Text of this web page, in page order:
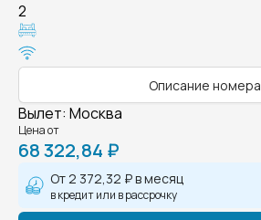
2
Описание номера
Вылет: Москва
Цена от
68 322,84 ₽
От2 372,32 ₽в месяц
в кредит или в рассрочку